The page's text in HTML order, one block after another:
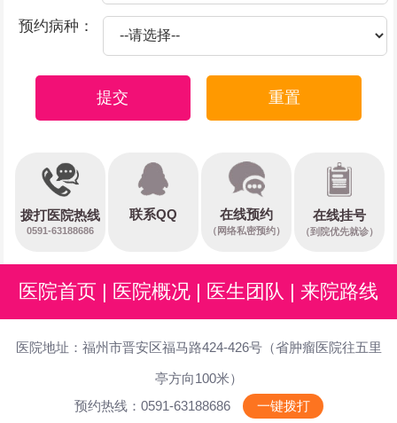
预约病种：
提交 重置
拨打医院热线
0591-63188686
联系QQ 在线预约
（网络私密预约）
在线挂号
（到院优先就诊）
医院首页 医院概况 医生团队 来院路线
医院地址：福州市晋安区福马路424-426号（省肿瘤医院往五里
亭方向100米）
预约热线：0591-63188686
一键拨打